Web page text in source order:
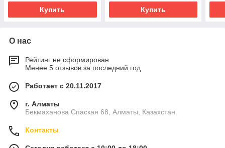
Купить Купить
О нас
Рейтинг не сформирован
Менее 5 отзывов за последний год
Работает с 20.11.2017
г. Алматы
Бекмаханова Спаская 68, Алматы, Казахстан
Контакты